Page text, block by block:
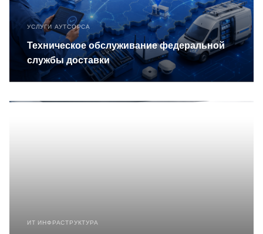
УСЛУГИ АУТСОРСА
Техническое обслуживание федеральной
службы доставки
ИТ ИНФРАСТРУКТУРА